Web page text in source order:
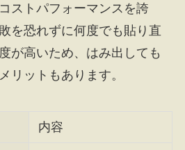
ストパフォーマンスを誇
を恐れずに何度でも貼り直
が高いため、はみ出しても
リットもあります。
内容